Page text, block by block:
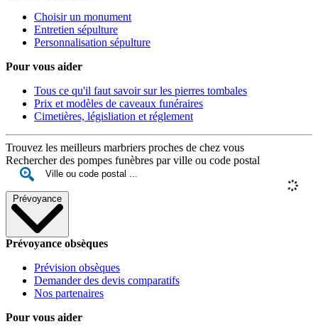
Choisir un monument
Entretien sépulture
Personnalisation sépulture
Pour vous aider
Tous ce qu'il faut savoir sur les pierres tombales
Prix et modèles de caveaux funéraires
Cimetières, législiation et réglement
Trouvez les meilleurs marbriers proches de chez vous
Rechercher des pompes funèbres par ville ou code postal
Prévoyance
Prévoyance obsèques
Prévision obsèques
Demander des devis comparatifs
Nos partenaires
Pour vous aider